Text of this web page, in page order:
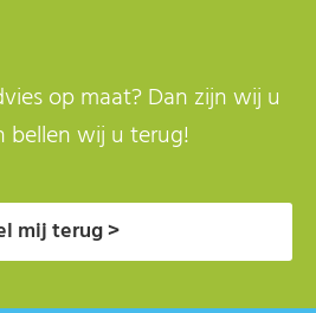
op maat? Dan zijn wij u
bellen wij u terug!
mij terug >